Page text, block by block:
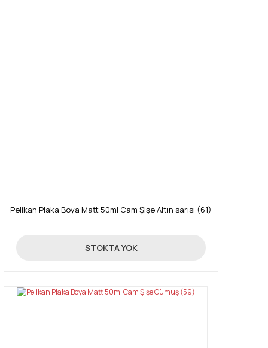
Pelikan Plaka Boya Matt 50ml Cam Şişe Altın sarısı (61)
85,00 TL
STOKTA YOK